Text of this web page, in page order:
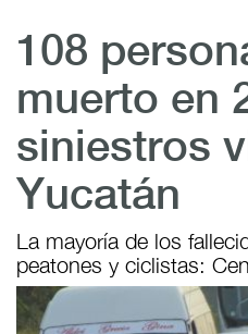
108
muerto en
siniestros
Yucatán
La mayoría de los
peatones y ciclistas: